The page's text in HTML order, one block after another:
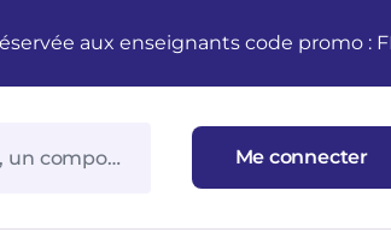
aux enseignants code promo :
Me connecter